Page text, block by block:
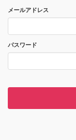
メールアドレス
パスワード